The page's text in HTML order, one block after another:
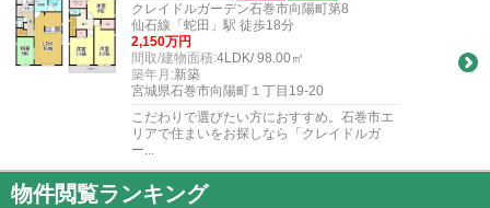
クレイドルガーデン石巻市向陽町第8
仙石線「蛇田」駅 徒歩18分
2,150万円
間取/建物面積:4LDK/ 98.00㎡
築年月:新築
宮城県石巻市向陽町１丁目19-20
こだわりで選びたい方におすすめ。石巻市エ
リアで住まいをお探しなら「クレイドルガ
ー...
物件閲覧ランキング